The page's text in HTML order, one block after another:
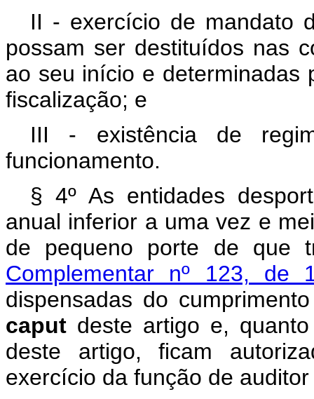
II - exercício de mandato
possam ser destituídos nas
ao seu início e determinadas
fiscalização; e
III - existência de
funcionamento.
§ 4º As entidades
anual inferior a uma vez e
de pequeno porte de
Complementar nº 123,
dispensadas do
caput deste artigo e,
deste artigo, ficam
exercício da função de